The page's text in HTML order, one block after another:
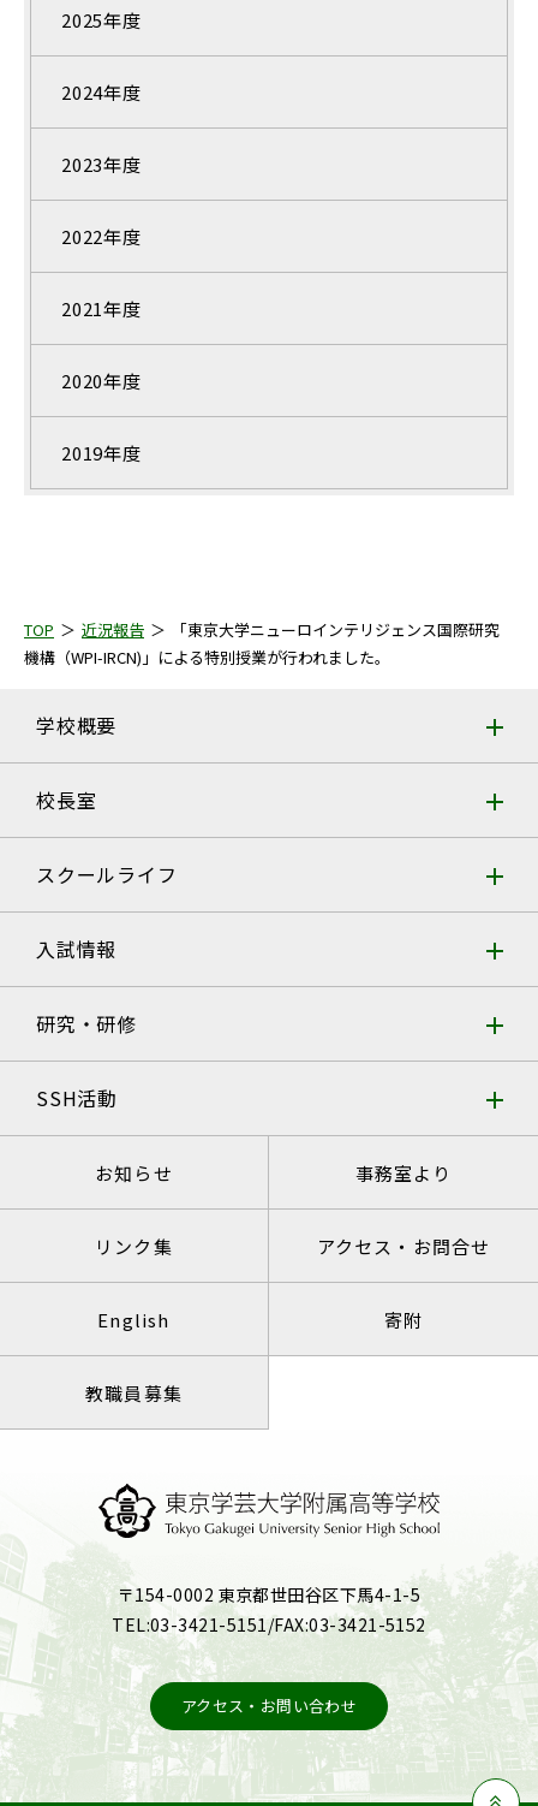
2025年度
2024年度
2023年度
2022年度
2021年度
2020年度
2019年度
TOP 近況報告
「東京大学ニューロインテリジェンス国際研究
機構（WPI-IRCN)」による特別授業が行われました。
学校概要
校長室
スクールライフ
入試情報
研究・研修
SSH活動
お知らせ 事務室より
リンク集 アクセス・お問合せ
English 寄附
教職員募集
〒154-0002 東京都世田谷区下馬4-1-5
TEL:03-3421-5151/FAX:03-3421-5152
アクセス・お問い合わせ